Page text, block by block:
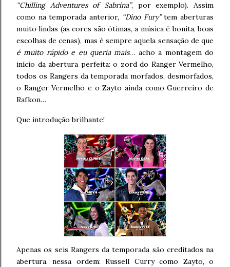
“Chilling Adventures of Sabrina”, por exemplo). Assim
como na temporada anterior, “Dino Fury”tem aberturas
muito lindas (as cores são ótimas, a música é bonita, boas
escolhas de cenas), mas é sempre aquela sensação de que
é muito rápido e eu queria mais… acho a montagem do
início da abertura perfeita: o zord do Ranger Vermelho,
todos os Rangers da temporada morfados, desmorfados,
o Ranger Vermelho e o Zayto ainda como Guerreiro de
Rafkon…
Que introdução brilhante!
Apenas os seis Rangers da temporada são creditados na
abertura, nessa ordem: Russell Curry como Zayto, o